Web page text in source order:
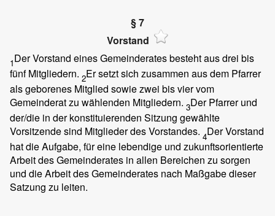
§ 7
Vorstand
1Der Vorstand eines Gemeinderates besteht aus drei bis
fünf Mitgliedern. 2Er setzt sich zusammen aus dem Pfarrer
als geborenes Mitglied sowie zwei bis vier vom
Gemeinderat zu wählenden Mitgliedern. 3Der Pfarrer und
der/die in der konstituierenden Sitzung gewählte
Vorsitzende sind Mitglieder des Vorstandes. 4Der Vorstand
hat die Aufgabe, für eine lebendige und zukunftsorientierte
Arbeit des Gemeinderates in allen Bereichen zu sorgen
und die Arbeit des Gemeinderates nach Maßgabe dieser
Satzung zu leiten.